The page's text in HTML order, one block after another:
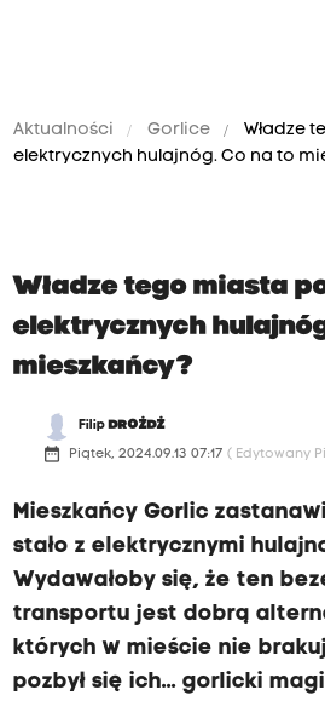
Aktualności Gorlice
Władze
elektrycznych hulajnóg. Co na to
Władze tego miasta
elektrycznych
mieszkańcy?
Filip DROŻDŻ
date_range Piątek, 2024.09.13 07:17 ( Edytowany
Mieszkańcy Gorlic
stało z elektrycznymi
Wydawałoby się, że ten
transportu jest dobrą
których w mieście nie
pozbył się ich... gorlicki